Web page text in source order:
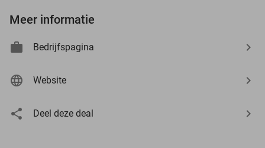
Meer informatie
Bedrijfspagina
Website
Deel deze deal